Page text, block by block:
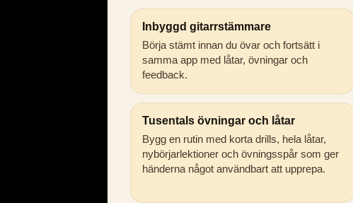
Inbyggd gitarrstämmare
Börja stämt innan du övar och fortsätt i
samma app med låtar, övningar och
feedback.
Tusentals övningar och låtar
Bygg en rutin med korta drills, hela låtar,
nybörjarlektioner och övningsspår som ger
händerna något användbart att upprepa.